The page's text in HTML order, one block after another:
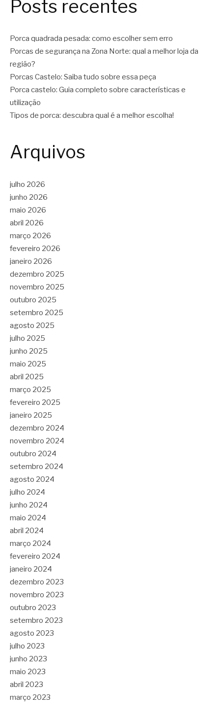
Posts recentes
Porca quadrada pesada: como escolher sem erro
Porcas de segurança na Zona Norte: qual a melhor loja da
região?
Porcas Castelo: Saiba tudo sobre essa peça
Porca castelo: Guia completo sobre características e
utilização
Tipos de porca: descubra qual é a melhor escolha!
Arquivos
julho 2026
junho 2026
maio 2026
abril 2026
março 2026
fevereiro 2026
janeiro 2026
dezembro 2025
novembro 2025
outubro 2025
setembro 2025
agosto 2025
julho 2025
junho 2025
maio 2025
abril 2025
março 2025
fevereiro 2025
janeiro 2025
dezembro 2024
novembro 2024
outubro 2024
setembro 2024
agosto 2024
julho 2024
junho 2024
maio 2024
abril 2024
março 2024
fevereiro 2024
janeiro 2024
dezembro 2023
novembro 2023
outubro 2023
setembro 2023
agosto 2023
julho 2023
junho 2023
maio 2023
abril 2023
março 2023